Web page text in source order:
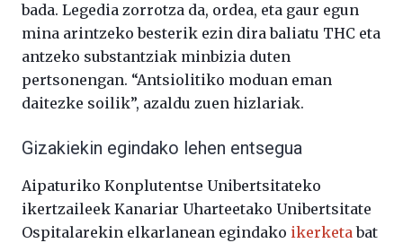
bada. Legedia zorrotza da, ordea, eta gaur egun
mina arintzeko besterik ezin dira baliatu THC eta
antzeko substantziak minbizia duten
pertsonengan. “Antsiolitiko moduan eman
daitezke soilik”, azaldu zuen hizlariak.
Gizakiekin egindako lehen entsegua
Aipaturiko Konplutentse Unibertsitateko
ikertzaileek Kanariar Uharteetako Unibertsitate
Ospitalarekin elkarlanean egindako ikerketabat